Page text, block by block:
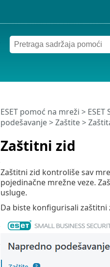
Zaštitni zid
ESET pomoć na mreži >
podešavanje>Zaštite>
Zaštitni zid kontroliše sav
pojedinačne mrežne veze.
usluge.
Da biste konfigurisali